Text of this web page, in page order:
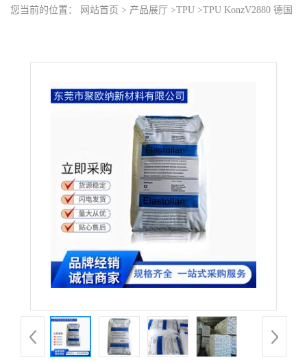
您当前的位置： 网站首页 > 产品展厅 >TPU >TPU KonzV2880 德国